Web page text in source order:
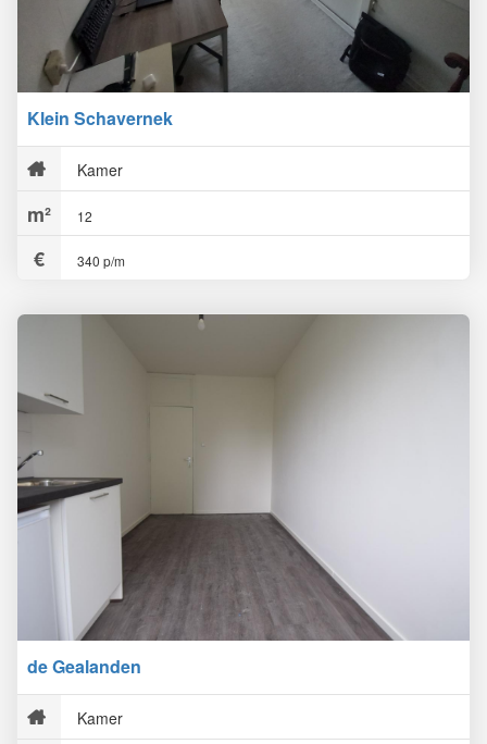
Klein Schavernek
Kamer
12
340 p/m
de Gealanden
Kamer